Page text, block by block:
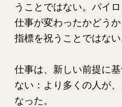
うことではない。パイ
仕事が変わったかどう
指標を祝うことではない
仕事は、新しい前提に
ない：より多くの人が
なった。